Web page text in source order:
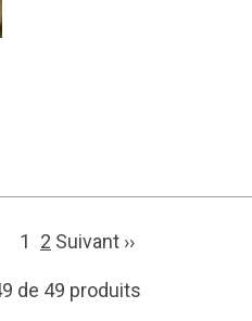
1 2 Suivant ››
de 49 produits